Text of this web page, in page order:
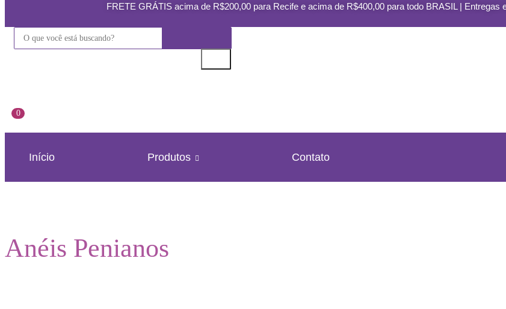
FRETE GRÁTIS acima de R$200,00 para Recife e acima de R$400,00 para todo BRASIL | Entregas
0
Início Produtos Contato
Anéis Penianos